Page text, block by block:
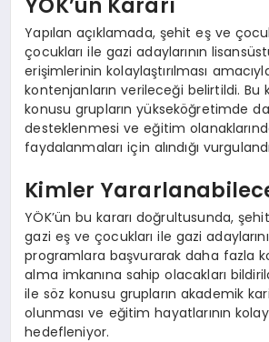
Yapılan açıklamada, şehit eş ve
çocukları ile gazi adaylarının
erişimlerinin kolaylaştırılması
kontenjanların verileceği belirtildi. Bu
konusu grupların yükseköğretimde
desteklenmesi ve eğitim
faydalanmaları için alındığı
Kimler
YÖK’ün bu kararı doğrultusunda,
gazi eş ve çocukları ile gazi
programlara başvurarak daha fazla
alma imkanına sahip olacakları
ile söz konusu grupların akademik
olunması ve eğitim hayatlarının
hedefleniyor.